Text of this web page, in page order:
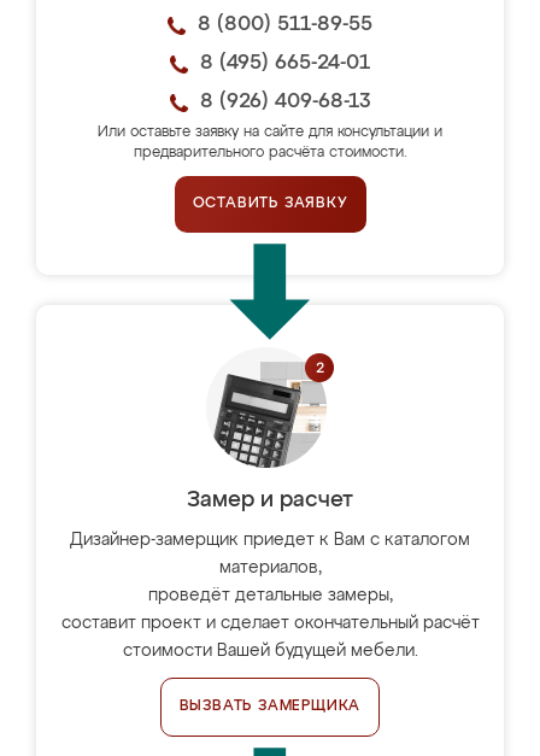
8 (800) 511-89-55
8 (495) 665-24-01
8 (926) 409-68-13
Или оставьте заявку на сайте для консультации и
предварительного расчёта стоимости.
ОСТАВИТЬ ЗАЯВКУ
Замер и расчет
Дизайнер-замерщик приедет к Вам с каталогом
материалов,
проведёт детальные замеры,
составит проект и сделает окончательный расчёт
стоимости Вашей будущей мебели.
ВЫЗВАТЬ ЗАМЕРЩИКА